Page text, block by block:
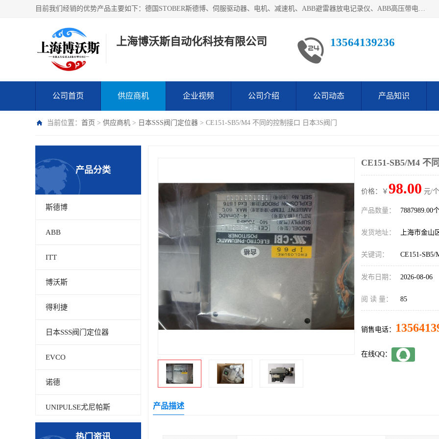
目前我们经销的优势产品主要如下：德国STOBER斯德博、伺服驱动器、电机、减速机、ABB避雷器放电记录仪、ABB高压带电指示器、模拟指示器、柜用照明灯、风机控制器、日本SSS阀门定位器；德国NORD诺德、德国SEW、ITT压力开关、ROSS、伦茨、WEST、ATOS、派克、SSS、三菱、 EVCO、 尤尼帕斯、日本三桥、三菱、威格士、KEB科比等等，品牌众多，无法一一列举！详情来电咨询
上海博沃斯自动化科技有限公司 13564139236
公司首页 供应商机 企业视频 公司介绍 公司动态 产品知识
当前位置： 首页 > 供应商机 > 日本SSS阀门定位器 > CE151-SB5/M4 不同的控制接口 日本3S阀门
产品分类
斯德博
ABB
ITT
博沃斯
得利捷
日本SSS阀门定位器
EVCO
诺德
UNIPULSE尤尼帕斯
热门资讯
CE151-SB5/M4 不
价格：￥ 98.00 元/
产品数量： 7887989.00
发货地址： 上海市金山
关键词： CE151-SB5/
发布日期： 2026-08-06
阅 读 量： 85
销售电话：
在线QQ：
产品描述